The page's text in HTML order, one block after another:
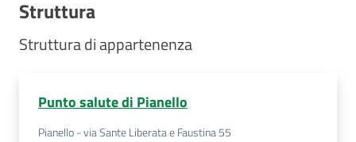
Struttura
Struttura di appartenenza
Punto salute di Pianello
Pianello - via Sante Liberata e Faustina 55